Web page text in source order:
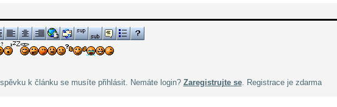
k článku se musíte přihlásit. Nemáte login? Zaregistrujte se. Registrace je zdarma